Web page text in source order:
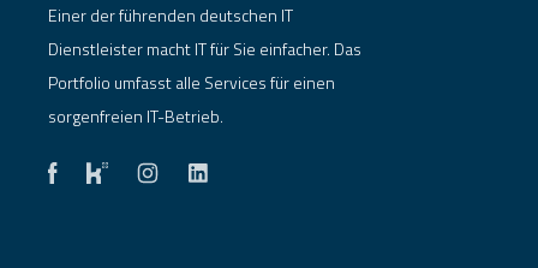
Einer der führenden deutschen IT
Dienstleister macht IT für Sie einfacher. Das
Portfolio umfasst alle Services für einen
sorgenfreien IT-Betrieb.